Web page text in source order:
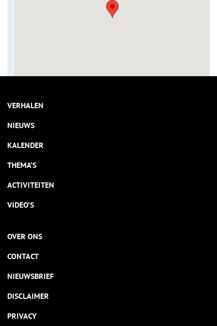
VERHALEN
NIEUWS
KALENDER
THEMA’S
ACTIVITEITEN
VIDEO’S
OVER ONS
CONTACT
NIEUWSBRIEF
DISCLAIMER
PRIVACY